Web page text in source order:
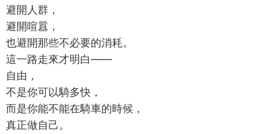
避開人群，
避開喧囂，
也避開那些不必要的消耗。
這一路走來才明白——
自由，
不是你可以騎多快，
而是你能不能在騎車的時候，
真正做自己。